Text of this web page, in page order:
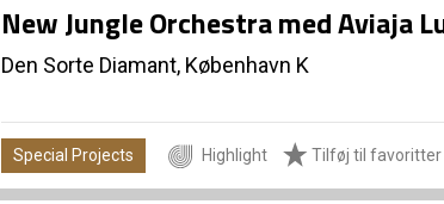
New Jungle Orchestra med Aviaja
Den Sorte Diamant, København K
Special Projects Highlight Tilføj til favoritter